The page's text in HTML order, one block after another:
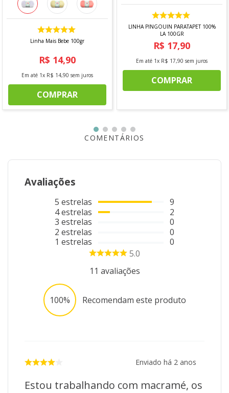
Linha Mais Bebe 100gr
R$ 14,90
Em até 1x R$ 14,90 sem juros
COMPRAR
LINHA PINGOUIN PARATAPET 100%
LA 100GR
R$ 17,90
Em até 1x R$ 17,90 sem juros
COMPRAR
COMENTÁRIOS
Avaliações
5 estrelas
4estrelas
3 estrelas
2 estrelas
1 estrelas
9
2
0
0
0
5.0
11 avaliações
100% Recomendam este produto
Enviado há 2 anos
Estou trabalhando com macramé, os